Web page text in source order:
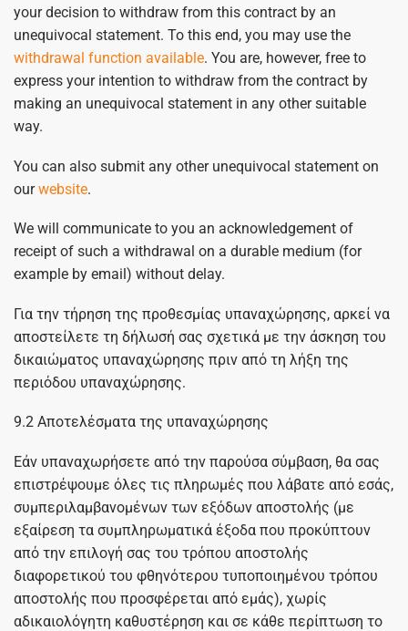
your decision to withdraw from this contract by an
unequivocal statement. To this end, you may use the
withdrawal function available. You are, however, free to
express your intention to withdraw from the contract by
making an unequivocal statement in any other suitable
way.
You can also submit any other unequivocal statement on
ourwebsite.
We will communicate to you an acknowledgement of
receipt of such a withdrawal on a durable medium (for
example by email) without delay.
Για την τήρηση της προθεσμίας υπαναχώρησης, αρκεί να
αποστείλετε τη δήλωσή σας σχετικά με την άσκηση του
δικαιώματος υπαναχώρησης πριν από τη λήξη της
περιόδου υπαναχώρησης.
9.2 Αποτελέσματα της υπαναχώρησης
Εάν υπαναχωρήσετε από την παρούσα σύμβαση, θα σας
επιστρέψουμε όλες τις πληρωμές που λάβατε από εσάς,
συμπεριλαμβανομένων των εξόδων αποστολής (με
εξαίρεση τα συμπληρωματικά έξοδα που προκύπτουν
από την επιλογή σας του τρόπου αποστολής
διαφορετικού του φθηνότερου τυποποιημένου τρόπου
αποστολής που προσφέρεται από εμάς), χωρίς
αδικαιολόγητη καθυστέρηση και σε κάθε περίπτωση το